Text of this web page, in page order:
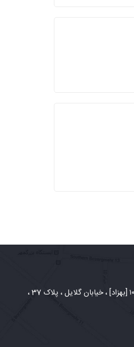
شهر مشهد، بلوار سجاد ، خیابان خیام جنوبی ۱۰ [بهزاد] ، خیابان گلایل ، پلاک 37 ،